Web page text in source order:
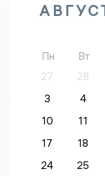
Пн Вт
27
28
3
4
10
11
17
18
24
25